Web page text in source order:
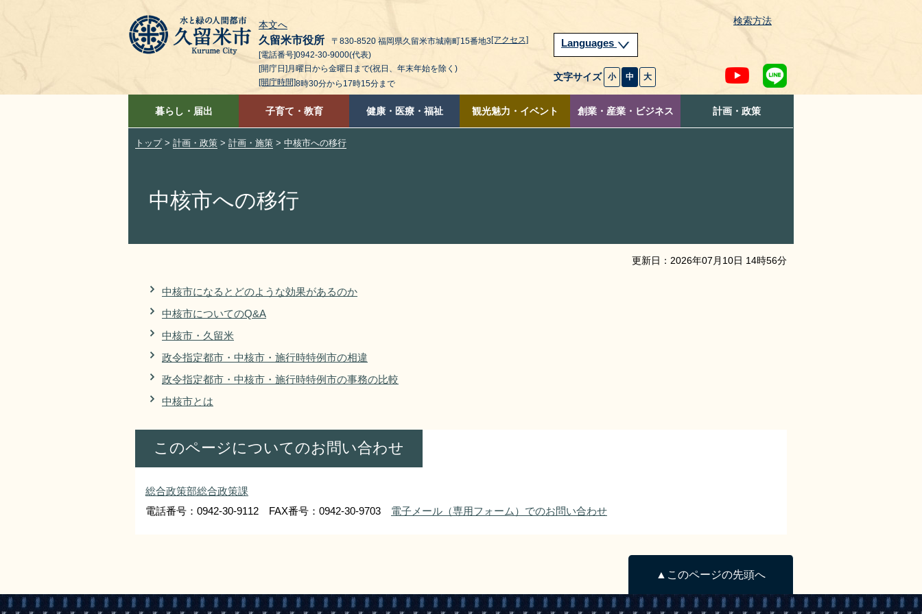
本文へ 検索方法
久留米市役所 〒830-8520 福岡県久留米市城南町15番地3[アクセス]
[電話番号]0942-30-9000(代表)
[開庁日]月曜日から金曜日まで(祝日、年末年始を除く)
[開庁時間]8時30分から17時15分まで
Languages
文字サイズ 小 中 大
暮らし・届出 子育て・教育 健康・医療・福祉 観光魅力・イベント 創業・産業・ビジネス 計画・政策
トップ> 計画・政策 > 計画・施策 > 中核市への移行
中核市への移行
更新日： 2026年07 月 10日 14時56分
中核市になるとどのような効果があるのか
中核市についてのQ&A
中核市・久留米
政令指定都市・中核市・施行時特例市の相違
政令指定都市・中核市・施行時特例市の事務の比較
中核市とは
このページについてのお問い合わせ
総合政策部総合政策課
電話番号：0942-30-9112 FAX番号：0942-30-9703 電子メール（専用フォーム）でのお問い合わせ
▲このページの先頭へ